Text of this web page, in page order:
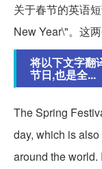
关于春节的英语
New Year\"。这
将以下文字翻
节日,也是全...
The Spring
day, which is
around the